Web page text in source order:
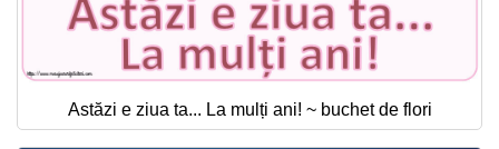
Astăzi e ziua ta... La mulți ani! ~ buchet de flori